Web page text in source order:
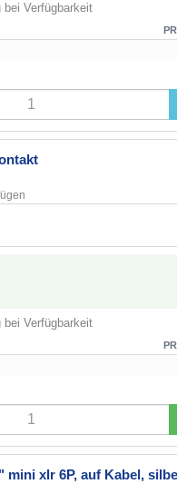
bei Verfügbarkeit
bei Verfügbarkeit
mini xlr 6P, auf Kabel,